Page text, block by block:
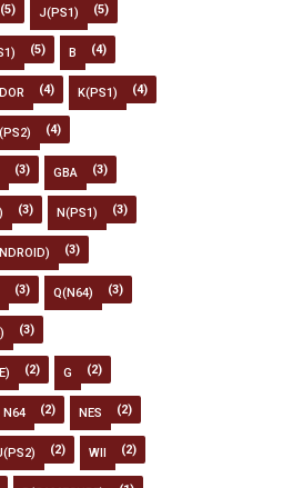
(5) J(PS1) (5)
(5) B (4)
(4) K(PS1) (4)
(4)
(3) GBA (3)
(3) N(PS1) (3)
(3)
(3) Q(N64) (3)
(3)
(2) G (2)
N64 (2) NES (2)
(2) WII (2)